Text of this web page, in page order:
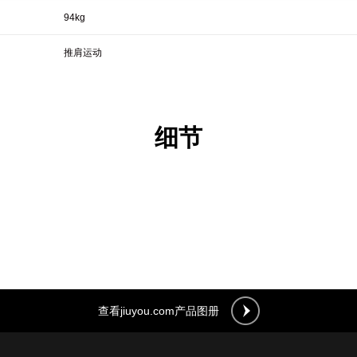
94kg
推肩运动
细节
查看jiuyou.com产品图册